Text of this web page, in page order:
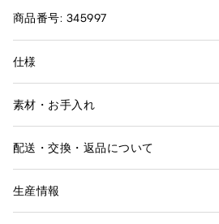
商品番号: 345997
仕様
素材・お手入れ
配送・交換・返品について
生産情報